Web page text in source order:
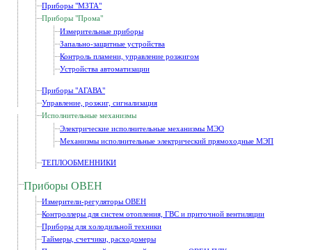
Приборы "МЗТА"
Приборы "Прома"
Измерительные приборы
Запально-защитные устройства
Контроль пламени, управление розжигом
Устройства автоматизации
Приборы "АГАВА"
Управление, розжиг, сигнализация
Исполнительные механизмы
Электрические исполнительные механизмы МЭО
Механизмы исполнительные электрический прямоходные МЭП
ТЕПЛООБМЕННИКИ
Приборы ОВЕН
Измерители-регуляторы ОВЕН
Контроллеры для систем отопления, ГВС и приточной вентиляции
Приборы для холодильной техники
Таймеры, счетчики, расходомеры